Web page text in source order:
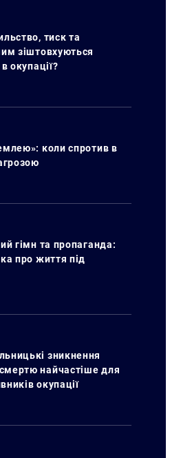
тиск та
зіштовхуються
окупації?
коли спротив в
гімн та пропаганда:
про життя під
зникнення
найчастіше для
окупації